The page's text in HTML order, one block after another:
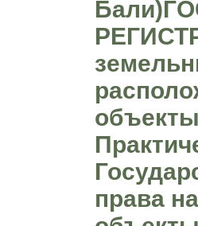
права